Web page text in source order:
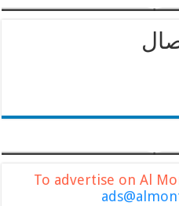
To advertise on Al